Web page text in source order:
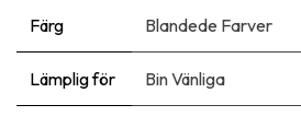
Färg Blandede Farver
Lämplig för Bin Vänliga